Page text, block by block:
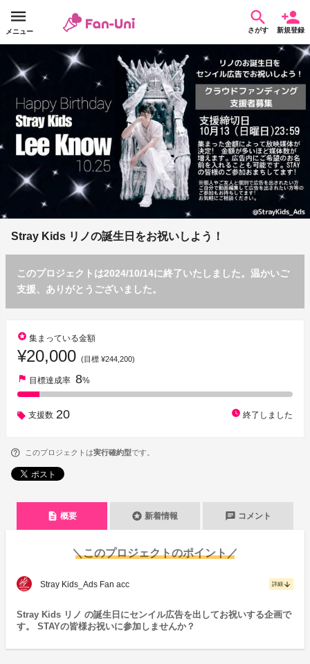
メニュー さがす 新規登録
Stray Kids リノの誕生日をお祝いしよう！
このプロジェクトは2024/10/14に終了いたしました。温かいご
支援、ありがとうございました。
stars 集まっている金額
¥20,000 (目標 ¥244,200)
flag 目標達成率 8%
支援数 20 watch_later 終了しました
このプロジェクトは実行確約型です。
description 概要 stars 新着情報 chat コメント
＼このプロジェクトのポイント／
Stray Kids_Ads Fan acc 詳細 arrow_downward
Stray Kids リノ の誕生日にセンイル広告を出してお祝いする企画で
す。 STAYの皆様お祝いに参加しませんか？